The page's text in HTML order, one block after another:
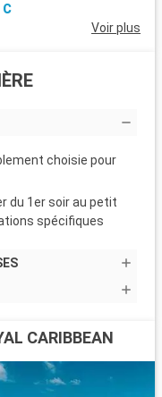
C
Voir plus
choisie pour
du 1er soir au petit
spécifiques
CARIBBEAN